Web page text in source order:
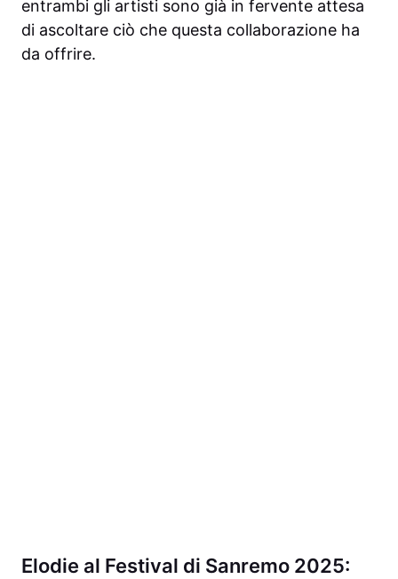
entrambi gli artisti sono già in fervente attesa
di ascoltare ciò che questa collaborazione ha
da offrire.
Elodie al Festival di Sanremo 2025: